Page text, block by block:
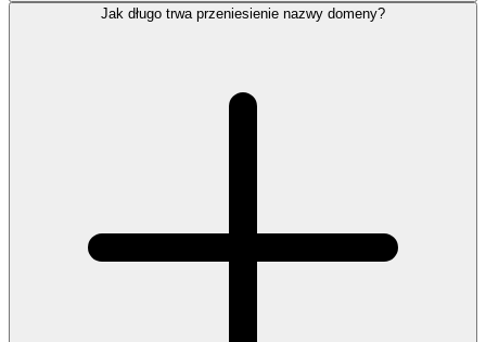
Jak długo trwa przeniesienie nazwy domeny?